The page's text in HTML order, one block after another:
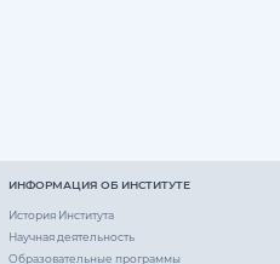
ИНФОРМАЦИЯ ОБ ИНСТИТУТЕ
История Института
Научная деятельность
Образовательные программы